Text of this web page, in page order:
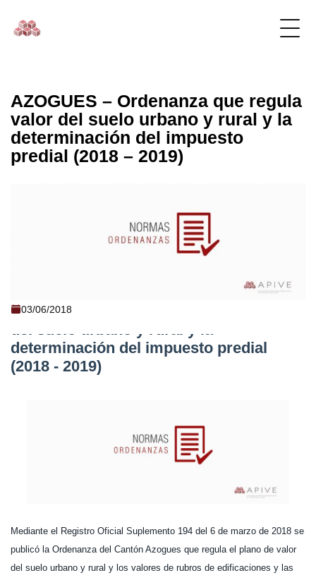
AZOGUES – Ordenanza que regula
valor del suelo urbano y rural y la
determinación del impuesto
predial (2018 – 2019)
03/06/2018
AZOGUES - Ordenanza que regula valor
del suelo urbano y rural y la
determinación del impuesto predial
(2018 - 2019)
Mediante el Registro Oficial Suplemento 194 del 6 de marzo de 2018 se
publicó la Ordenanza del Cantón Azogues que regula el plano de valor
del suelo urbano y rural y los valores de rubros de edificaciones y las